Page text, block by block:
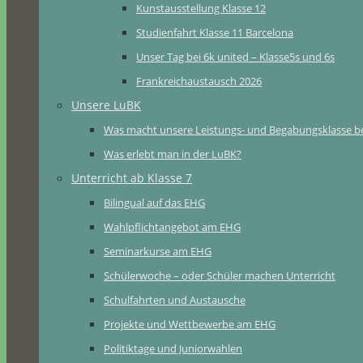
Kunstausstellung Klasse 12
Studienfahrt Klasse 11 Barcelona
Unser Tag bei 6k united – Klasse5s und 6s
Frankreichaustausch 2026
Unsere LuBK
Was macht unsere Leistungs- und Begabungsklasse
Was erlebt man in der LuBK?
Unterricht ab Klasse 7
Bilingual auf das EHG
Wahlpflichtangebot am EHG
Seminarkurse am EHG
Schülerwoche – oder Schüler machen Unterricht
Schulfahrten und Austausche
Projekte und Wettbewerbe am EHG
Politiktage und Juniorwahlen